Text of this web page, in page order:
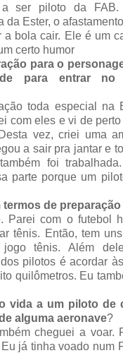
a ser piloto da
da Ester, o
a bola cair. Ele é um
certo humor
para o
para entrar no
toda especial na
com eles e vi de
vez, criei uma
a sair pra jantar e
foi
parte porque um
termos de
Parei com o futebol
tênis. Então, tem
tênis. Além
pilotos é acordar
quilômetros. Eu
vida a um piloto de
alguma aeronave?
cheguei a voar.
já tinha voado num